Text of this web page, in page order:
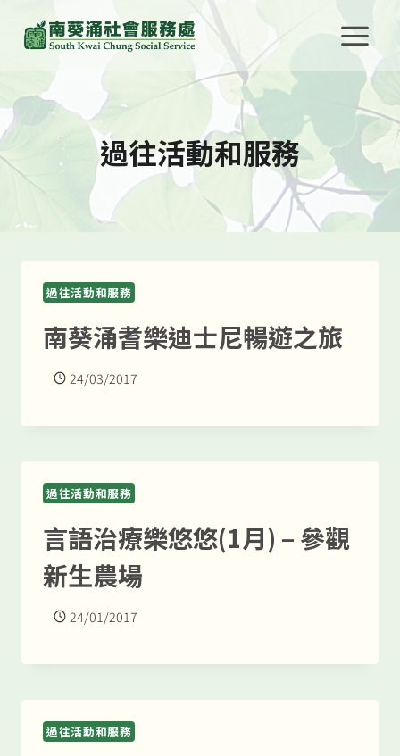
過往活動和服務
過往活動和服務
南葵涌耆樂迪士尼暢遊之旅
24/03/2017
過往活動和服務
言語治療樂悠悠(1月) – 參觀
新生農場
24/01/2017
過往活動和服務